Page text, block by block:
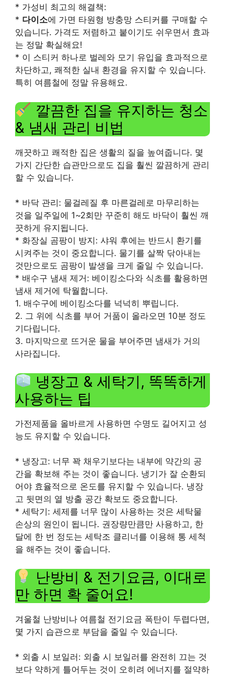
* 가성비 최고의 해결책:
* 다이소에 가면 타원형 방충망 스티커를 구매할 수
있습니다. 가격도 저렴하고 붙이기도 쉬우면서 효과
는 정말 확실해요!
* 이 스티커 하나로 벌레와 모기 유입을 효과적으로
차단하고, 쾌적한 실내 환경을 유지할 수 있습니다.
특히 여름철에 정말 유용해요.
깔끔한 집을 유지하는 청소
& 냄새 관리 비법
깨끗하고 쾌적한 집은 생활의 질을 높여줍니다. 몇
가지 간단한 습관만으로도 집을 훨씬 깔끔하게 관리
할 수 있습니다.
* 바닥 관리: 물걸레질 후 마른걸레로 마무리하는
것을 일주일에 1~2회만 꾸준히 해도 바닥이 훨씬 깨
끗하게 유지됩니다.
* 화장실 곰팡이 방지: 샤워 후에는 반드시 환기를
시켜주는 것이 중요합니다. 물기를 살짝 닦아내는
것만으로도 곰팡이 발생을 크게 줄일 수 있습니다.
* 배수구 냄새 제거: 베이킹소다와 식초를 활용하면
냄새 제거에 탁월합니다.
1. 배수구에 베이킹소다를 넉넉히 뿌립니다.
2. 그 위에 식초를 부어 거품이 올라오면 10분 정도
기다립니다.
3. 마지막으로 뜨거운 물을 부어주면 냄새가 거의
사라집니다.
냉장고 & 세탁기, 똑똑하게
사용하는 팁
가전제품을 올바르게 사용하면 수명도 길어지고 성
능도 유지할 수 있습니다.
* 냉장고: 너무 꽉 채우기보다는 내부에 약간의 공
간을 확보해 주는 것이 좋습니다. 냉기가 잘 순환되
어야 효율적으로 온도를 유지할 수 있습니다. 냉장
고 뒷면의 열 방출 공간 확보도 중요합니다.
* 세탁기: 세제를 너무 많이 사용하는 것은 세탁물
손상의 원인이 됩니다. 권장량만큼만 사용하고, 한
달에 한 번 정도는 세탁조 클리너를 이용해 통 세척
을 해주는 것이 좋습니다.
난방비 & 전기요금, 이대로
만 하면 확 줄어요!
겨울철 난방비나 여름철 전기요금 폭탄이 두렵다면,
몇 가지 습관으로 부담을 줄일 수 있습니다.
* 외출 시 보일러: 외출 시 보일러를 완전히 끄는 것
보다 약하게 틀어두는 것이 오히려 에너지를 절약하